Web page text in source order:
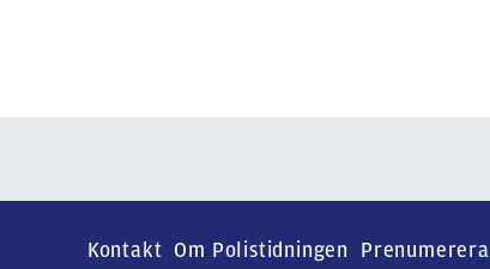
Kontakt Om Polistidningen Prenumerera